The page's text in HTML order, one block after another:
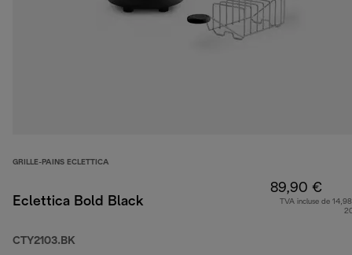
GRILLE-PAINS ECLETTICA
Eclettica Bold Black
CTY2103.BK
89,90 €
TVA incluse de